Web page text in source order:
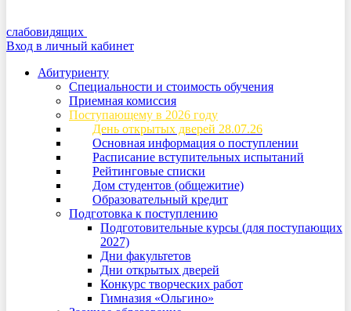
слабовидящих
Вход в личный кабинет
Абитуриенту
Специальности и стоимость обучения
Приемная комиссия
Поступающему в 2026 году
День открытых дверей 28.07.26
Основная информация о поступлении
Расписание вступительных испытаний
Рейтинговые списки
Дом студентов (общежитие)
Образовательный кредит
Подготовка к поступлению
Подготовительные курсы (для поступающих
2027)
Дни факультетов
Дни открытых дверей
Конкурс творческих работ
Гимназия «Ольгино»